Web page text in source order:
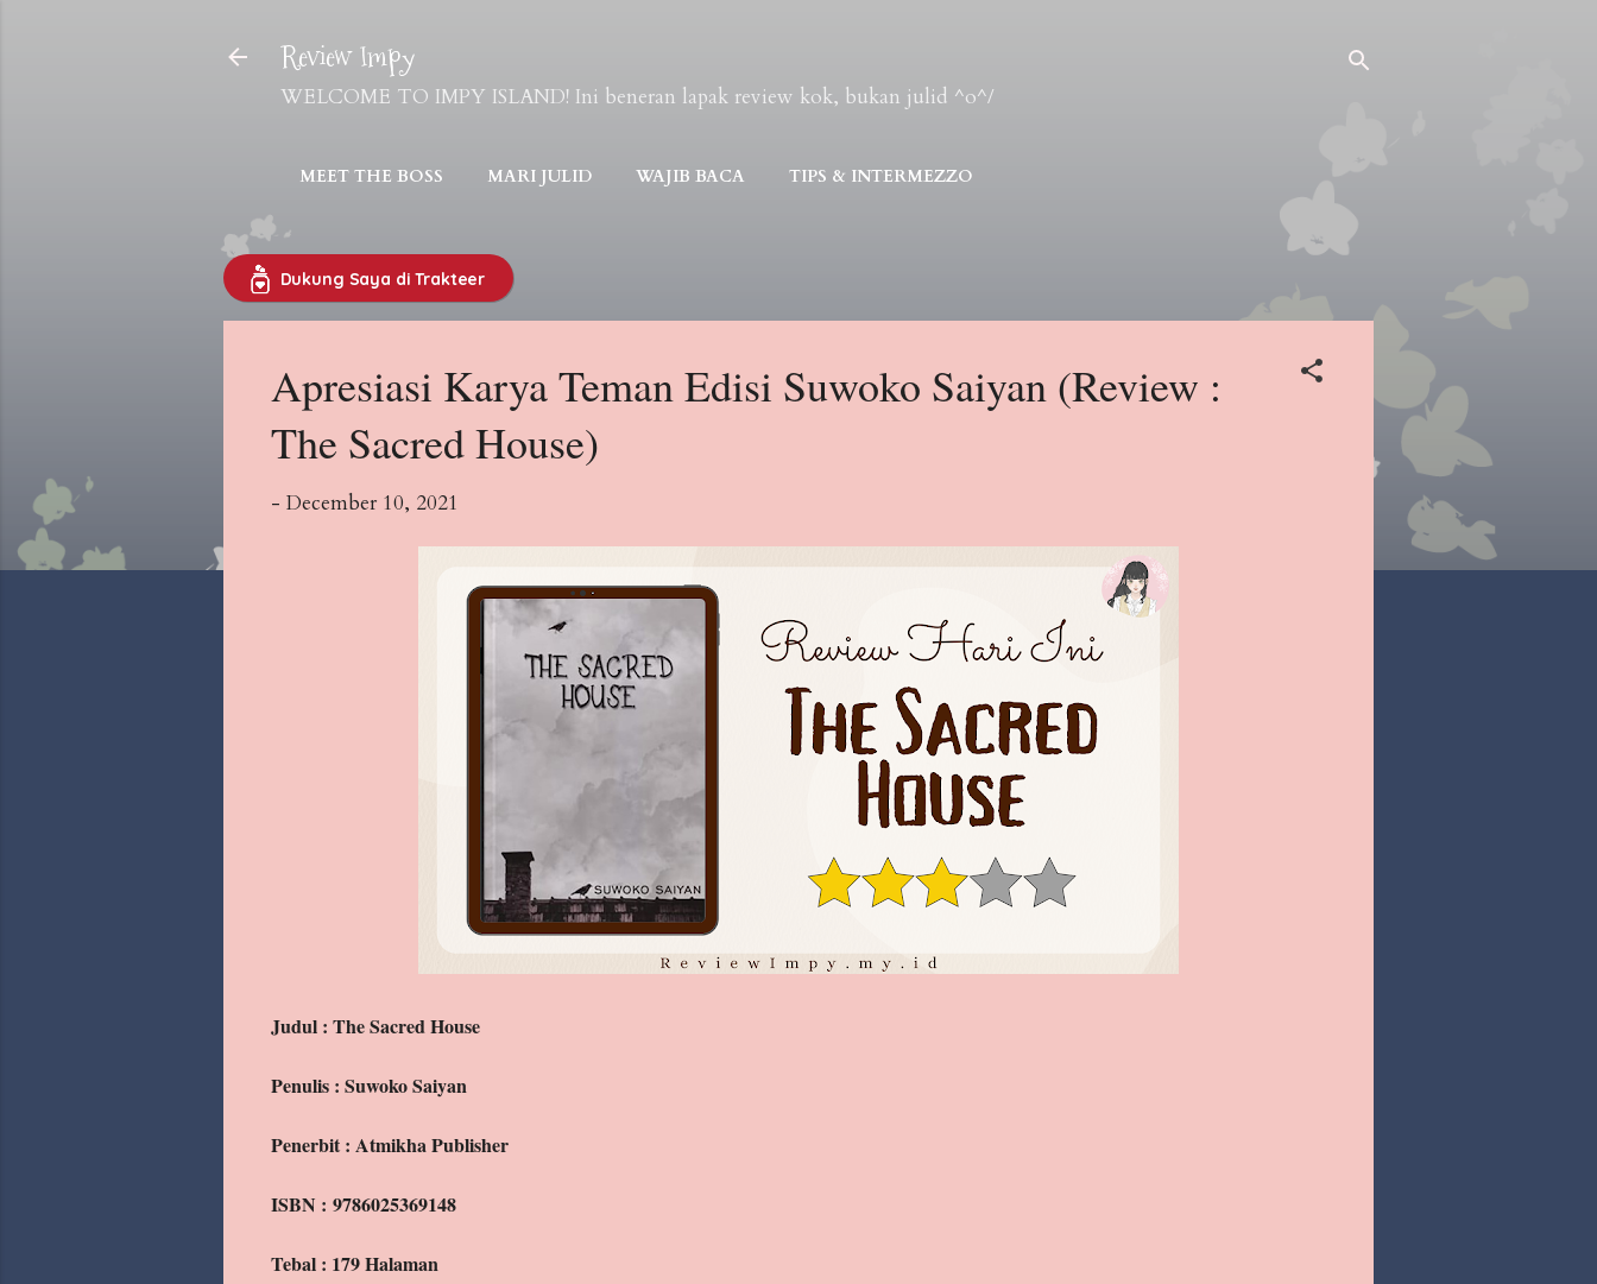
Review Impy
WELCOME TO IMPY ISLAND! Ini beneran lapak review kok, bukan julid ^o^/
MEET THE BOSS MARI JULID WAJIB BACA TIPS & INTERMEZZO
Dukung Saya di Trakteer
Apresiasi Karya Teman Edisi Suwoko Saiyan (Review :
The Sacred House)
- December 10, 2021
Judul : The Sacred House
Penulis : Suwoko Saiyan
Penerbit : Atmikha Publisher
ISBN : 9786025369148
Tebal : 179 Halaman